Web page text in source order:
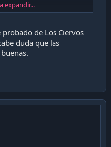
una napolitana a $3100,
cerca de la plaza,
críticas dispares en google.
en estilo. En la
tottus de la 8 norte, en la
más grandes y
expandir...
de Los Ciervos
duda que las